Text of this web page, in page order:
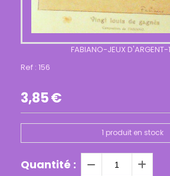
FABIANO-JEUX D'ARGENT-
Ref : 156
3,85€
1 produit en stock
Quantité :